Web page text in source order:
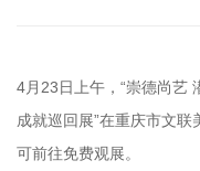
4月23日上午，“崇德尚
成就巡回展”在重庆市文
可前往免费观展。